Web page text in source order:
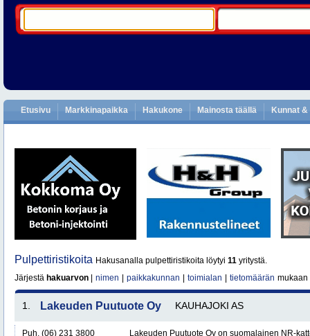
Etusivu Markkinapaikka Hakukone Mainosta täällä Kunnat
Pulpettiristikoita Hakusanalla pulpettiristikoita löytyi 11 yritystä.
Järjestä hakuarvon nimen paikkakunnan toimialan tietomäärän mukaan
1. Lakeuden Puutuote Oy KAUHAJOKI AS
Puh. (06) 231 3800
Lakeuden Puutuote Oy on suomalainen NR-